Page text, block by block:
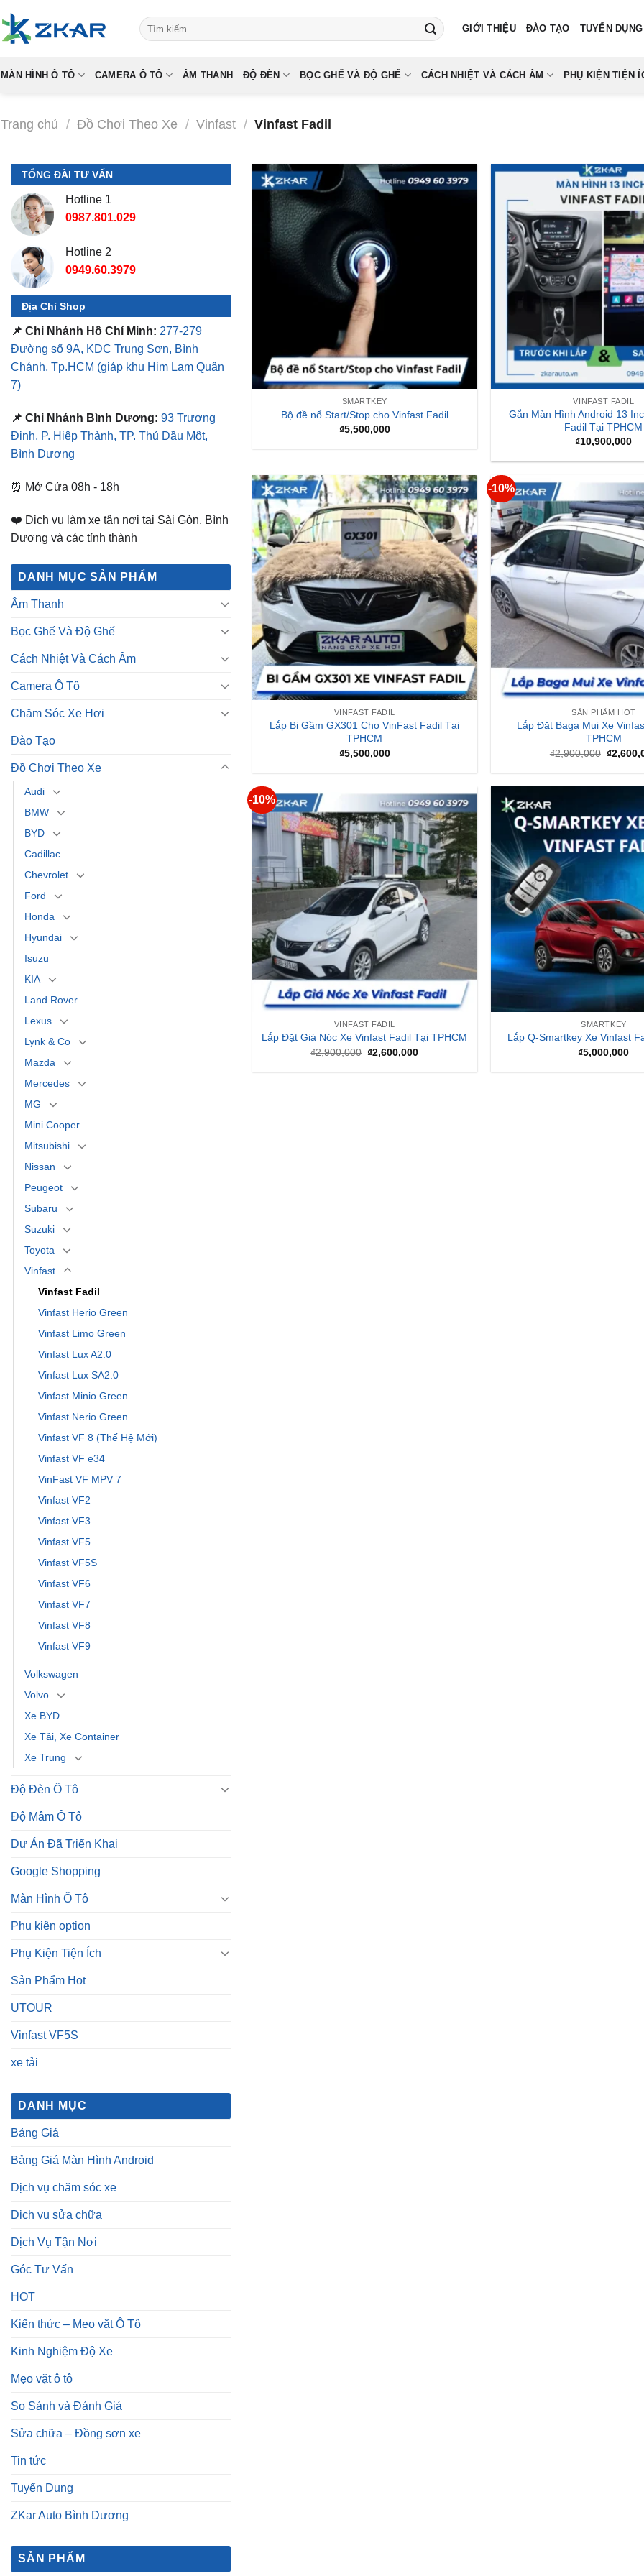
to
content
Tìm
kiếm:
GIỚI THIỆU ĐÀO TẠO TUYỂN DỤNG
MÀN HÌNH Ô TÔ CAMERA Ô TÔ ÂM THANH ĐỘ ĐÈN BỌC GHẾ VÀ ĐỘ GHẾ CÁCH NHIỆT VÀ CÁCH ÂM PHỤ KIỆN TIỆN
Trang chủ / Đồ Chơi Theo Xe / Vinfast / Vinfast Fadil
TỔNG ĐÀI TƯ VẤN
Hotline 1
0987.801.029
Hotline 2
0949.60.3979
Địa Chỉ Shop
📌 Chi Nhánh Hồ Chí Minh: 277-279
Đường số 9A, KDC Trung Sơn, Bình
Chánh, Tp.HCM (giáp khu Him Lam Quận
7)
📌 Chi Nhánh Bình Dương: 93 Trương
Định, P. Hiệp Thành, TP. Thủ Dầu Một,
Bình Dương
⏰ Mở Cửa 08h - 18h
❤️ Dịch vụ làm xe tận nơi tại Sài Gòn, Bình
Dương và các tỉnh thành
DANH MỤC SẢN PHẨM
Âm Thanh
Bọc Ghế Và Độ Ghế
Cách Nhiệt Và Cách Âm
Camera Ô Tô
Chăm Sóc Xe Hơi
Đào Tạo
Đồ Chơi Theo Xe
Audi
BMW
BYD
Cadillac
Chevrolet
Ford
Honda
Hyundai
Isuzu
KIA
Land Rover
Lexus
Lynk & Co
Mazda
Mercedes
MG
Mini Cooper
Mitsubishi
Nissan
Peugeot
Subaru
Suzuki
Toyota
Vinfast
Vinfast Fadil
Vinfast Herio Green
Vinfast Limo Green
Vinfast Lux A2.0
Vinfast Lux SA2.0
Vinfast Minio Green
Vinfast Nerio Green
Vinfast VF 8 (Thế Hệ Mới)
Vinfast VF e34
VinFast VF MPV 7
Vinfast VF2
Vinfast VF3
Vinfast VF5
Vinfast VF5S
Vinfast VF6
Vinfast VF7
Vinfast VF8
Vinfast VF9
Volkswagen
Volvo
Xe BYD
Xe Tải, Xe Container
Xe Trung
Độ Đèn Ô Tô
Độ Mâm Ô Tô
Dự Án Đã Triển Khai
Google Shopping
Màn Hình Ô Tô
Phụ kiện option
Phụ Kiện Tiện Ích
Sản Phẩm Hot
UTOUR
Vinfast VF5S
xe tải
DANH MỤC
Bảng Giá
Bảng Giá Màn Hình Android
Dịch vụ chăm sóc xe
Dịch vụ sửa chữa
Dịch Vụ Tận Nơi
Góc Tư Vấn
HOT
Kiến thức – Mẹo vặt Ô Tô
Kinh Nghiệm Độ Xe
Mẹo vặt ô tô
So Sánh và Đánh Giá
Sửa chữa – Đồng sơn xe
Tin tức
Tuyển Dụng
ZKar Auto Bình Dương
SẢN PHẨM
SMARTKEY
Bộ đề nổ Start/Stop cho Vinfast Fadil
₫5,500,000
VINFAST FADIL
Gắn Màn Hình Android 13
Fadil Tại TPHCM
₫10,900,000
VINFAST FADIL
Lắp Bi Gầm GX301 Cho VinFast Fadil Tại
TPHCM
₫5,500,000
-10%
SẢN PHẨM HOT
Lắp Đặt Baga Mui Xe
TPHCM
₫2,900,000 Giá
là:
₫
-10%
VINFAST FADIL
Lắp Đặt Giá Nóc Xe Vinfast Fadil Tại TPHCM
₫2,900,000 Giá
gốc
là:
₫2,600,000Giá
tại
SMARTKEY
Lắp Q-Smartkey Xe Vinfast
₫5,000,000